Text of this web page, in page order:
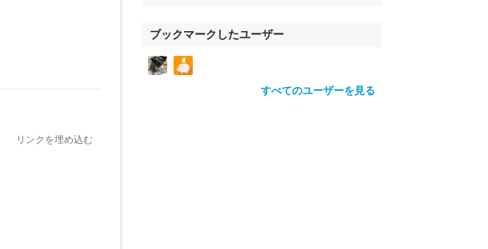
リンクを埋め込む
o
w
o
w
ブックマークしたユーザー
すべてのユーザーを見る